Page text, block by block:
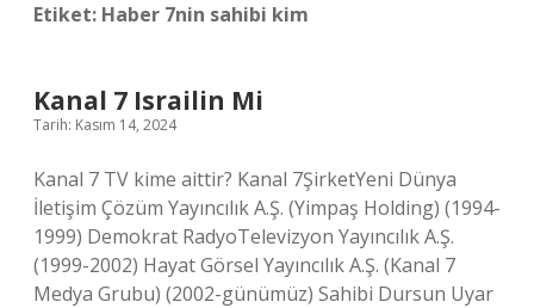
Etiket: Haber 7nin sahibi kim
Kanal 7 Israilin Mi
Tarih: Kasım 14, 2024
Kanal 7 TV kime aittir? Kanal 7ŞirketYeni Dünya
İletişim Çözüm Yayıncılık A.Ş. (Yimpaş Holding) (1994-
1999) Demokrat RadyoTelevizyon Yayıncılık A.Ş.
(1999-2002) Hayat Görsel Yayıncılık A.Ş. (Kanal 7
Medya Grubu) (2002-günümüz) Sahibi Dursun Uyar